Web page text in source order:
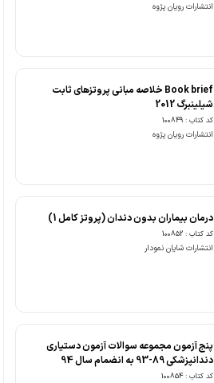
انتشارات رویان پژوه
Book brief خلاصه مبانی پروتزهای ثابت
شیلینبرگ 2012
کد کتاب : 100849
انتشارات رویان پژوه
درمان بیماران بدون دندان (پروتز کامل 1)
کد کتاب : 100852
انتشارات شایان نمودار
پنج آزمون مجموعه سوالات آزمون دستیاری
دندانپزشکی 89-93 به انضمام سال 94
کد کتاب : 100854